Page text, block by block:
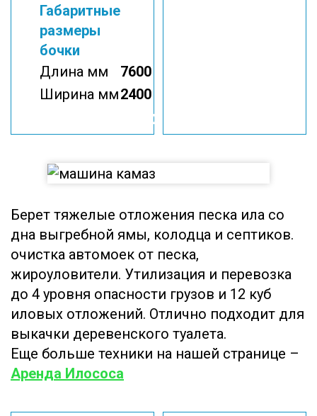
Габаритные
размеры
бочки
Длина мм
7600
Ширина мм2400
Илосос КО 507 на
Берет тяжелые отложения песка ила со
дна выгребной ямы, колодца и септиков.
очистка автомоек от песка,
жироуловители. Утилизация и перевозка
до 4 уровня опасности грузов и 12 куб
иловых отложений. Отлично подходит для
выкачки деревенского туалета.
Еще больше техники на нашей странице –
Аренда Илососа